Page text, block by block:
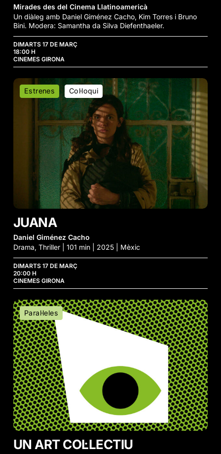
Mirades des del Cinema Llatinoamericà
Un diàleg amb Daniel Giménez Cacho, Kim Torres i Bruno
Bini. Modera: Samantha da Silva Diefenthaeler.
DIMARTS 17 DE MARÇ
18:00 H
CINEMES GIRONA
Juana
Col·loqui
Estrenes
JUANA
Daniel Giménez Cacho
Drama, Thriller | 101 min | 2025 | Mèxic
DIMARTS 17 DE MARÇ
20:00 H
CINEMES GIRONA
Un
Art
Col·lectiu
Paral·leles
UN ART COL·LECTIU